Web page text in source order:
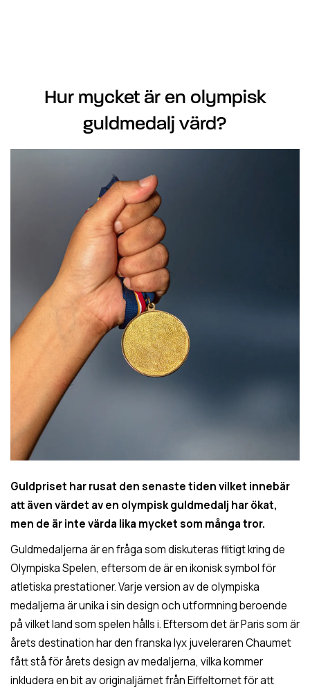
Hur mycket är en olympisk
guldmedalj värd?
Guldpriset har rusat den senaste tiden vilket innebär
att även värdet av en olympisk guldmedalj har ökat,
men de är inte värda lika mycket som många tror.
Guldmedaljerna är en fråga som diskuteras flitigt kring de
Olympiska Spelen, eftersom de är en ikonisk symbol för
atletiska prestationer. Varje version av de olympiska
medaljerna är unika i sin design och utformning beroende
på vilket land som spelen hålls i. Eftersom det är Paris som är
årets destination har den franska lyx juveleraren Chaumet
fått stå för årets design av medaljerna, vilka kommer
inkludera en bit av originaljärnet från Eiffeltornet för att